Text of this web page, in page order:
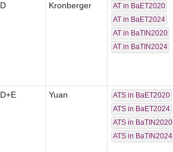
D Kronberger
AT in BaET2020
AT in BaET2024
AT in BaTIN2020
AT in BaTIN2024
D+E Yuan
ATS in BaET2020
ATS in BaET2024
ATS in BaTIN2020
ATS in BaTIN2024